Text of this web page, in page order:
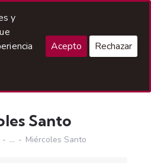
Santo
... Miércoles Santo
y
Acepto Rechazar